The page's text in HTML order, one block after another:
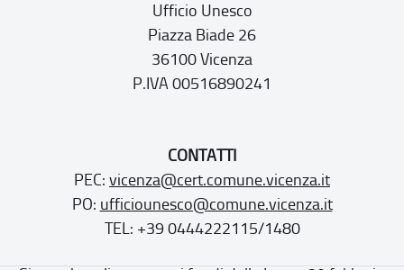
Ufficio Unesco
Piazza Biade 26
36100 Vicenza
P.IVA 00516890241
CONTATTI
PEC: vicenza@cert.comune.vicenza.it
PO: ufficiounesco@comune.vicenza.it
TEL: +39 0444222115/1480